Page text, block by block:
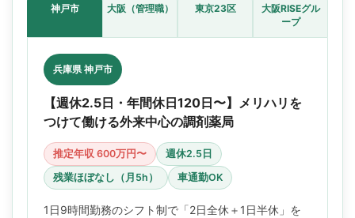
神戸市 大阪（管理職） 東京23区
大阪RISEグル
ープ
兵庫県 神戸市
【週休2.5日・年間休日120日〜】メリハリを
つけて働ける外来中心の調剤薬局
推定年収 600万円〜
週休2.5日
残業ほぼなし（月5h）
車通勤OK
1日9時間勤務のシフト制で「2日全休＋1日半休」を